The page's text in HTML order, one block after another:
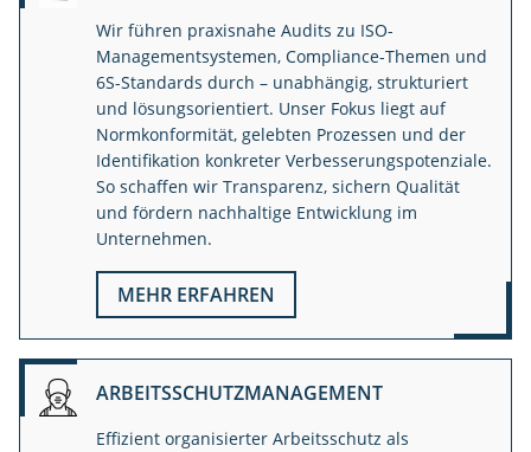
Wir führen praxisnahe Audits zu ISO-
Managementsystemen, Compliance-Themen und
6S-Standards durch – unabhängig, strukturiert
und lösungsorientiert. Unser Fokus liegt auf
Normkonformität, gelebten Prozessen und der
Identifikation konkreter Verbesserungspotenziale.
So schaffen wir Transparenz, sichern Qualität
und fördern nachhaltige Entwicklung im
Unternehmen.
MEHR ERFAHREN
ARBEITSSCHUTZMANAGEMENT
Effizient organisierter Arbeitsschutz als